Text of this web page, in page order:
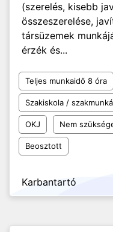
(szerelés, kisebb
összeszerelése,
társüzemek
érzék és...
Teljes munkaidő 8 óra
Szakiskola /
OKJ Nem
Beosztott
Karbantartó